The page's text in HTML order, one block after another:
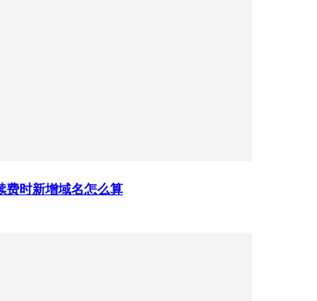
费时新增域名怎么算